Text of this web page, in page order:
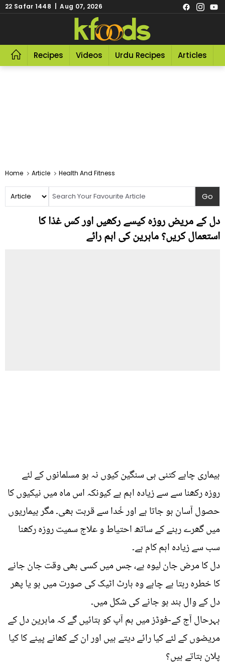
22 Safar 1448 | Aug 07, 2026
Recipes Videos Urdu Recipes Articles
Home Article Health And Fitness
دل کے مریض روزہ کیسے رکھیں اور کس غذا کا
استعمال کریں؟ ماہرین کی اہم رائے
بیماری چاہے کتنی ہی سنگین کیوں نہ ہو مسلمانوں کے لئے
روزہ رکھنا سے سے زیادہ اہم ہے کیونکہ اس ماہ میں نیکیوں کا
حصول آسان ہو جاتا ہے اور خُدا سے قربت بھی۔ مگر بیماریوں
میں گھرے رہنے کے ساتھ احتیاط و علاج سمیت روزہ رکھنا
سب سے زیادہ اہم کام ہے۔
دل کا مرض جان لیوہ ہے، جس میں کسی بھی وقت جان جانے
کا خطرہ رہتا ہے چاہے وہ ہارٹ اٹیک کی صورت میں ہو یا پھر
دل کے وال بند ہو جانے کی شکل میں۔
بہرحال آج کے-فوڈز میں ہم آپ کو بتائیں گے کہ ماہرین دل کے
مریضوں کے لئے کیا رائے دیتے ہیں اور ان کے کھانے پینے کا کیا
پلان بتاتے ہیں؟